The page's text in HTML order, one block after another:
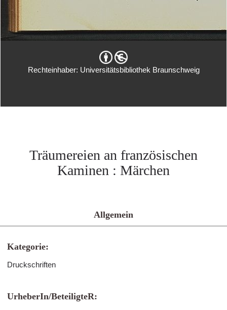
Rechteinhaber: Universitätsbibliothek Braunschweig
Träumereien an französischen
Kaminen : Märchen
Allgemein
Kategorie:
Druckschriften
UrheberIn/BeteiligteR: